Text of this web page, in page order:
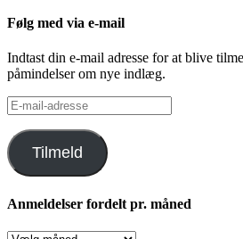
Følg med via e-mail
Indtast din e-mail adresse for at blive
påmindelser om nye indlæg.
E-
mail-
adresse
Tilmeld
Anmeldelser fordelt pr. måned